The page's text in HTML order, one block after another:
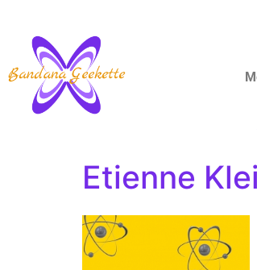
Etienne